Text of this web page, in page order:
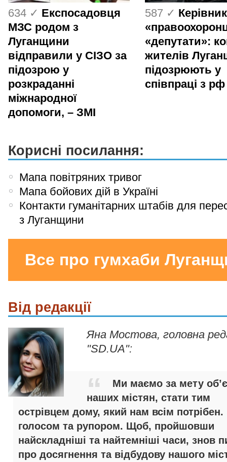
634 ✓ Експосадовця
МЗС родом з
Луганщини
відправили у СІЗО за
підозрою у
розкраданні
міжнародної
допомоги, – ЗМІ
587 ✓
«депутати»:
жителів
підозрюють у
співпраці з рф
Корисні посилання:
Мапа повітряних тривог
Мапа бойових дій в Україні
Контакти гуманітарних штабів для
з Луганщини
Все про гумхаби
Від редакції
Яна Мостова, головна
"SD.UA":
Ми маємо за мету
наших містян, стати тим
острівцем дому, який нам всім потрібен.
голосом та рупором. Щоб, пройшовши
найскладніші та найтемніші часи, знов
про досягнення та відбудову нашого